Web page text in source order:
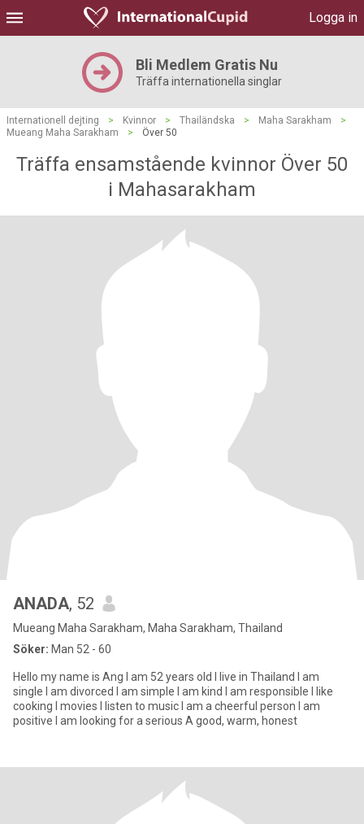
Logga in
Bli Medlem Gratis Nu
Träffa internationella singlar
Internationell dejting > Kvinnor > Thailändska > Maha Sarakham
>
Mueang Maha Sarakham
> Över 50
Träffa ensamstående kvinnor Över 50
i Mahasarakham
ANADA, 52
Mueang Maha Sarakham, Maha Sarakham, Thailand
Söker: Man 52 - 60
Hello my name is Ang I am 52 years old I live in Thailand I am
single I am divorced I am simple I am kind I am responsible I like
cooking I movies I listen to music I am a cheerful person I am
positive I am looking for a serious A good, warm, honest